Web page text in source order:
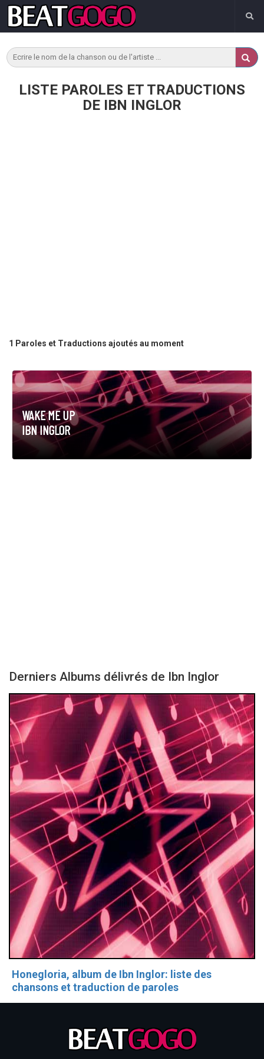
LISTE PAROLES ET TRADUCTIONS
DE IBN INGLOR
1 Paroles et Traductions ajoutés au moment
WAKE ME UP
IBN INGLOR
Derniers Albums délivrés de Ibn Inglor
Honegloria, album de Ibn Inglor: liste des
chansons et traduction de paroles